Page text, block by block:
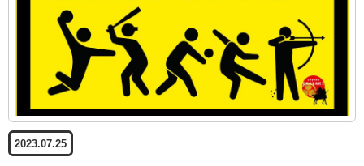
2023.07.25